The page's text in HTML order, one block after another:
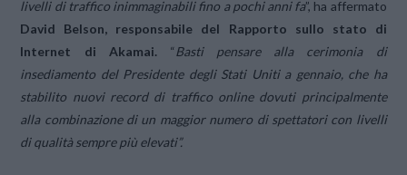
livelli di traffico inimmaginabili fino a pochi anni fa”, ha affermato
David Belson, responsabile del Rapporto sullo stato di
Internet di Akamai.“Basti pensare alla cerimonia di
insediamento del Presidente degli Stati Uniti a gennaio, che ha
stabilito nuovi record di traffico online dovuti principalmente
alla combinazione di un maggior numero di spettatori con livelli
di qualità sempre più elevati”.